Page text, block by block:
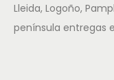
Lleida, Logoño,
península entregas